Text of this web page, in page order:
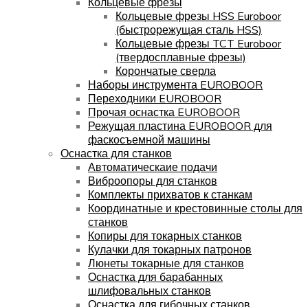
Кольцевые фрезы HSS Euroboor
(быстрорежущая сталь HSS)
Кольцевые фрезы TCT Euroboor
(твердосплавные фрезы)
Корончатые сверла
Наборы инструмента EUROBOOR
Переходники EUROBOOR
Прочая оснастка EUROBOOR
Режущая пластина EUROBOOR для
фаскосъемной машины
Оснастка для станков
Автоматическаие подачи
Виброопоры для станков
Комплекты прихватов к станкам
Координатные и крестовинные столы для
станков
Копиры для токарных станков
Кулачки для токарных патронов
Люнеты токарные для станков
Оснастка для барабанных
шлифовальных станков
Оснастка для гибочных станков